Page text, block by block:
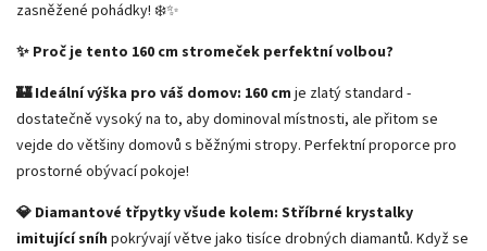
zasněžené pohádky! ❄️✨
✨ Proč je tento 160 cm stromeček perfektní volbou?
🏰 Ideální výška pro váš domov: 160 cm je zlatý standard -
dostatečně vysoký na to, aby dominoval místnosti, ale přitom se
vejde do většiny domovů s běžnými stropy. Perfektní proporce pro
prostorné obývací pokoje!
💎 Diamantové třpytky všude kolem: Stříbrné krystalky
imitující sníh pokrývají větve jako tisíce drobných diamantů. Když se